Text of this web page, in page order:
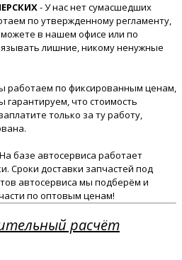
- У нас нет сумасшедших
по утвержденному регламенту,
в нашем офисе или по
лишние, никому ненужные
работаем по фиксированным ценам,
что стоимость
только за ту работу,
базе автосервиса работает
Сроки доставки запчастей под
автосервиса мы подберём и
по оптовым ценам!
расчёт